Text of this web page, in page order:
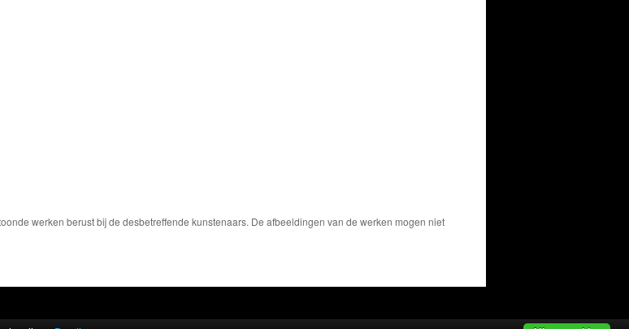
werken berust bij de desbetreffende kunstenaars. De afbeeldingen van de werken mogen niet